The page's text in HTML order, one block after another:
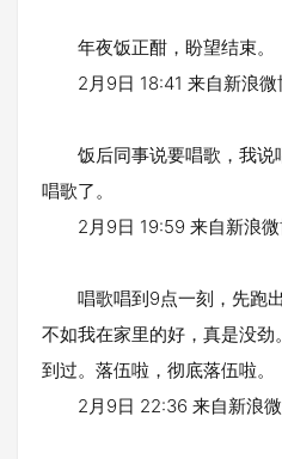
年夜饭正酣，盼望结束。
2月9日 18:41 来自新浪微
饭后同事说要唱歌，我说
唱歌了。
2月9日 19:59 来自新浪微
唱歌唱到9点一刻，先跑出
不如我在家里的好，真是没
到过。落伍啦，彻底落伍啦。
2月9日 22:36 来自新浪